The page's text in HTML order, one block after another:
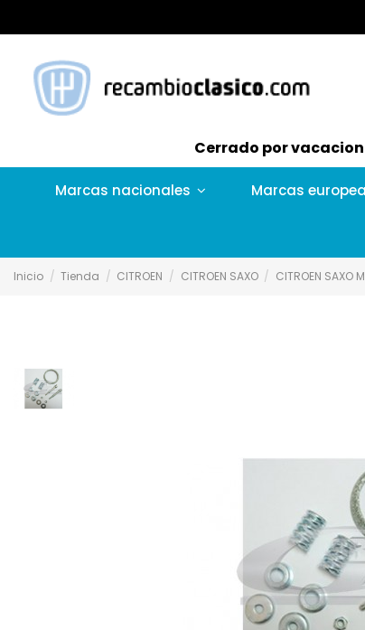
Cerrado por
Marcas nacionales Marcas
Inicio Tienda CITROEN CITROEN SAXO CITROEN SAXO